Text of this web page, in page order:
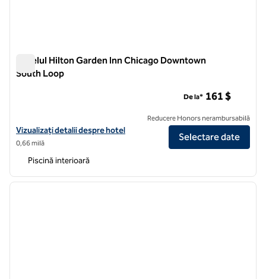
Hotelul Hilton Garden Inn Chicago Downtown
South Loop
Vizualizați detaliile hotelului Hilton Garden Inn Chicago Downtown
Vizualizați detalii despre hotel
0,66 milă
De la* 161 $
Reducere Honors nerambursabilă
Selectare date
Piscină interioară
1 din 13